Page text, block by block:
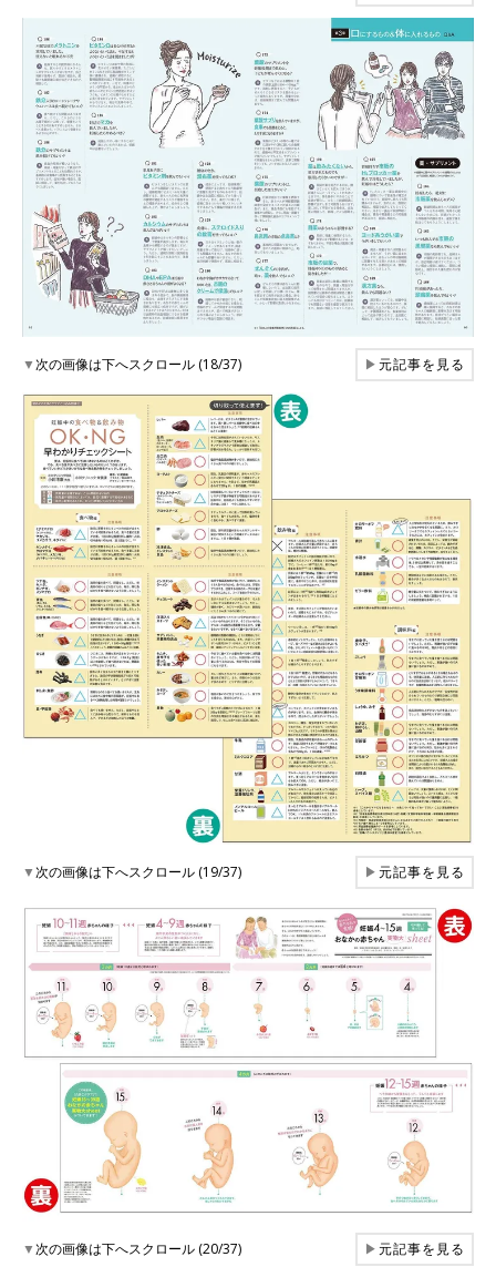
▼次の画像は下へスクロール (18/37) ▶元記事を見る
▼次の画像は下へスクロール (19/37) ▶元記事を見る
▼次の画像は下へスクロール (20/37) ▶元記事を見る